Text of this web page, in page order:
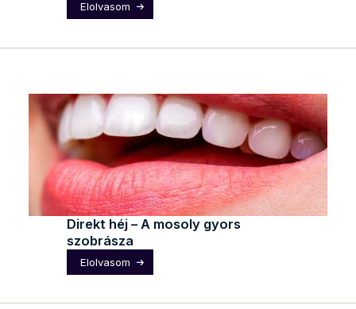
Elolvasom
Direkt héj – A mosoly gyors
szobrásza
Elolvasom